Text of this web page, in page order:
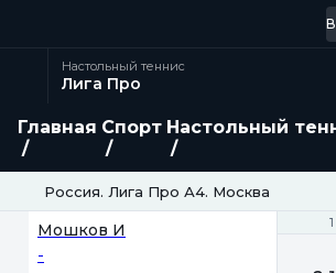
Настольный теннис
Лига Про
Главная Спорт Настольный
Россия. Лига Про А4. Москва
1
Мошков И
-
1